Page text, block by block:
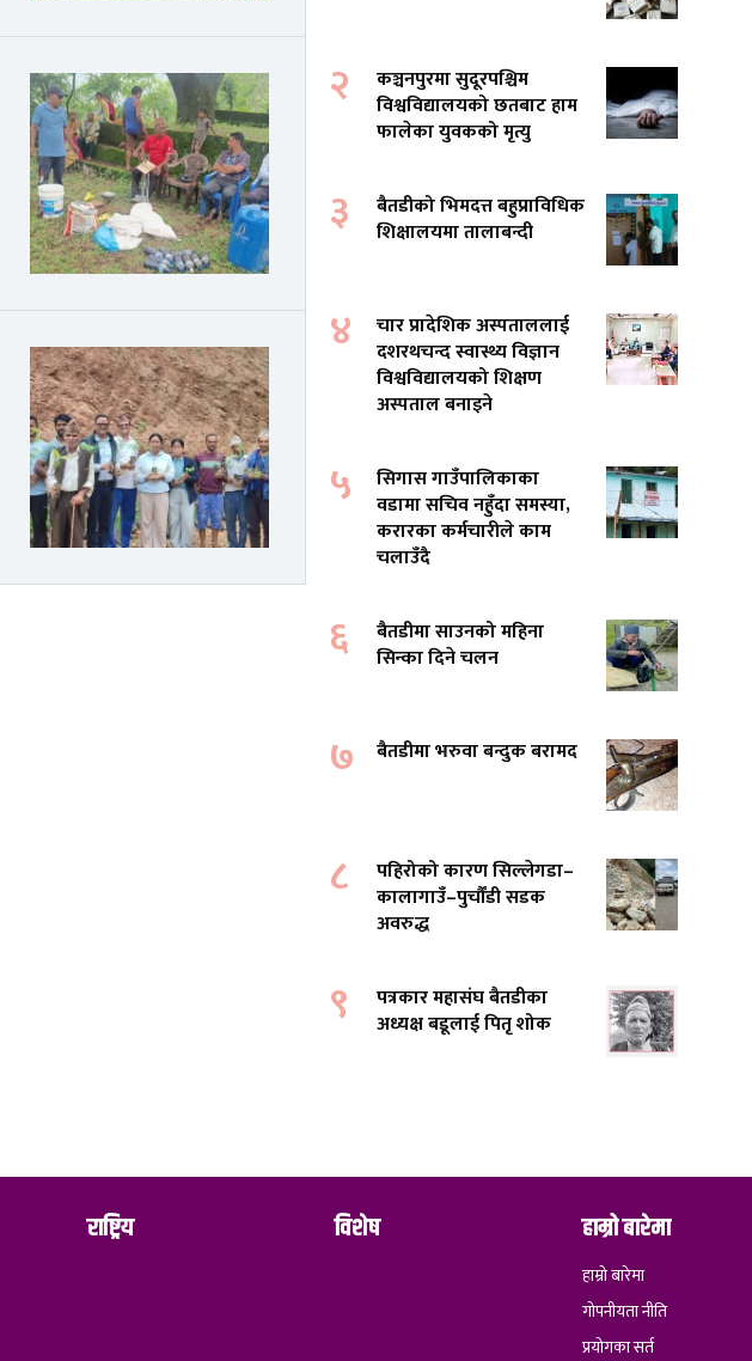
२
कञ्चनपुरमा सुदूरपश्चिम
विश्वविद्यालयको छतबाट हाम
फालेका युवकको मृत्यु
३
बैतडीको भिमदत्त बहुप्राविधिक
शिक्षालयमा तालाबन्दी
४
चार प्रादेशिक अस्पताललाई
दशरथचन्द स्वास्थ्य विज्ञान
विश्वविद्यालयको शिक्षण
अस्पताल बनाइने
५
सिगास गाउँपालिकाका
वडामा सचिव नहुँदा समस्या,
करारका कर्मचारीले काम
चलाउँदै
६
बैतडीमा साउनको महिना
सिन्का दिने चलन
७ बैतडीमा भरुवा बन्दुक बरामद
८
पहिरोको कारण सिल्लेगडा–
कालागाउँ–पुर्चौंडी सडक
अवरुद्ध
९
पत्रकार महासंघ बैतडीका
अध्यक्ष बडूलाई पितृ शोक
राष्ट्रिय विशेष हाम्रो बारेमा
हाम्रो बारेमा
गोपनीयता नीति
प्रयोगका सर्त